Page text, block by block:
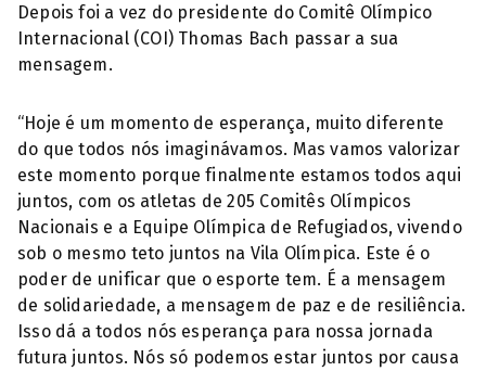
Depois foi a vez do presidente do Comitê Olímpico
Internacional (COI) Thomas Bach passar a sua
mensagem.
“Hoje é um momento de esperança, muito diferente
do que todos nós imaginávamos. Mas vamos valorizar
este momento porque finalmente estamos todos aqui
juntos, com os atletas de 205 Comitês Olímpicos
Nacionais e a Equipe Olímpica de Refugiados, vivendo
sob o mesmo teto juntos na Vila Olímpica. Este é o
poder de unificar que o esporte tem. É a mensagem
de solidariedade, a mensagem de paz e de resiliência.
Isso dá a todos nós esperança para nossa jornada
futura juntos. Nós só podemos estar juntos por causa